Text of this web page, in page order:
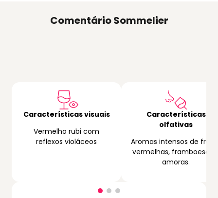
Comentário Sommelier
Características visuais
Vermelho rubi com
reflexos violáceos
Características
olfativas
Aromas intensos de
vermelhas, framboesas
amoras.